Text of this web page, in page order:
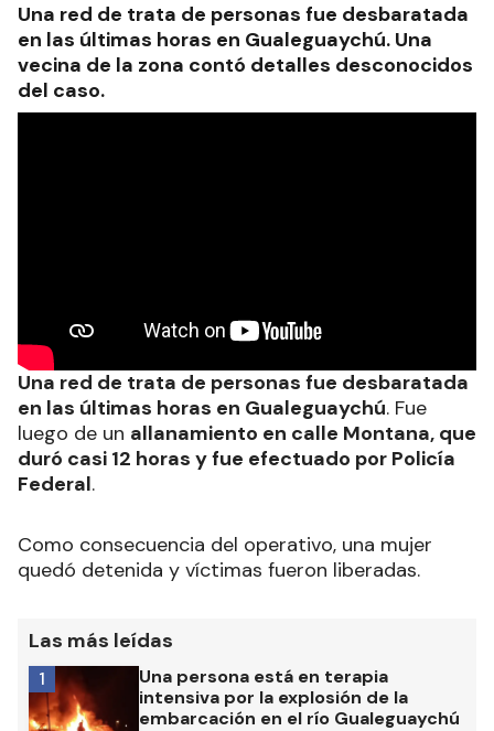
Una red de trata de personas fue desbaratada
en las últimas horas en Gualeguaychú. Una
vecina de la zona contó detalles desconocidos
del caso.
Una red de trata de personas fue desbaratada
en las últimas horas en Gualeguaychú. Fue
luego de un allanamiento en calle Montana, que
duró casi 12 horas y fue efectuado por Policía
Federal.
Como consecuencia del operativo, una mujer
quedó detenida y víctimas fueron liberadas.
Las más leídas
Una persona está en terapia
intensiva por la explosión de la
embarcación en el río Gualeguaychú
1